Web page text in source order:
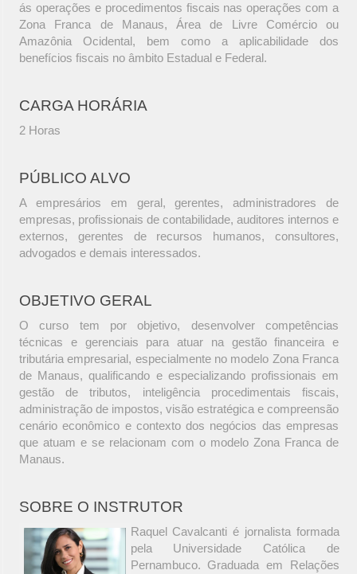
ás operações e procedimentos fiscais nas operações com a
Zona Franca de Manaus, Área de Livre Comércio ou
Amazônia Ocidental, bem como a aplicabilidade dos
benefícios fiscais no âmbito Estadual e Federal.
CARGA HORÁRIA
2 Horas
PÚBLICO ALVO
A empresários em geral, gerentes, administradores de
empresas, profissionais de contabilidade, auditores internos e
externos, gerentes de recursos humanos, consultores,
advogados e demais interessados.
OBJETIVO GERAL
O curso tem por objetivo, desenvolver competências
técnicas e gerenciais para atuar na gestão financeira e
tributária empresarial, especialmente no modelo Zona Franca
de Manaus, qualificando e especializando profissionais em
gestão de tributos, inteligência procedimentais fiscais,
administração de impostos, visão estratégica e compreensão
cenário econômico e contexto dos negócios das empresas
que atuam e se relacionam com o modelo Zona Franca de
Manaus.
SOBRE O INSTRUTOR
Raquel Cavalcanti é jornalista formada
pela Universidade Católica de
Pernambuco. Graduada em Relações